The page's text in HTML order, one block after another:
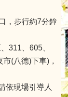
，步行約7分鐘
311、605、
(八德)下車)，
依現場引導人